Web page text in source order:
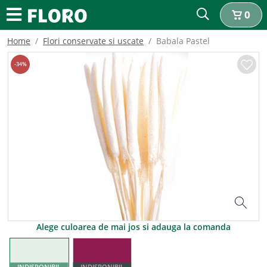
0
Home Flori conservate si uscate Babala Pastel
-34%
Alege culoarea de mai jos si adauga la comanda